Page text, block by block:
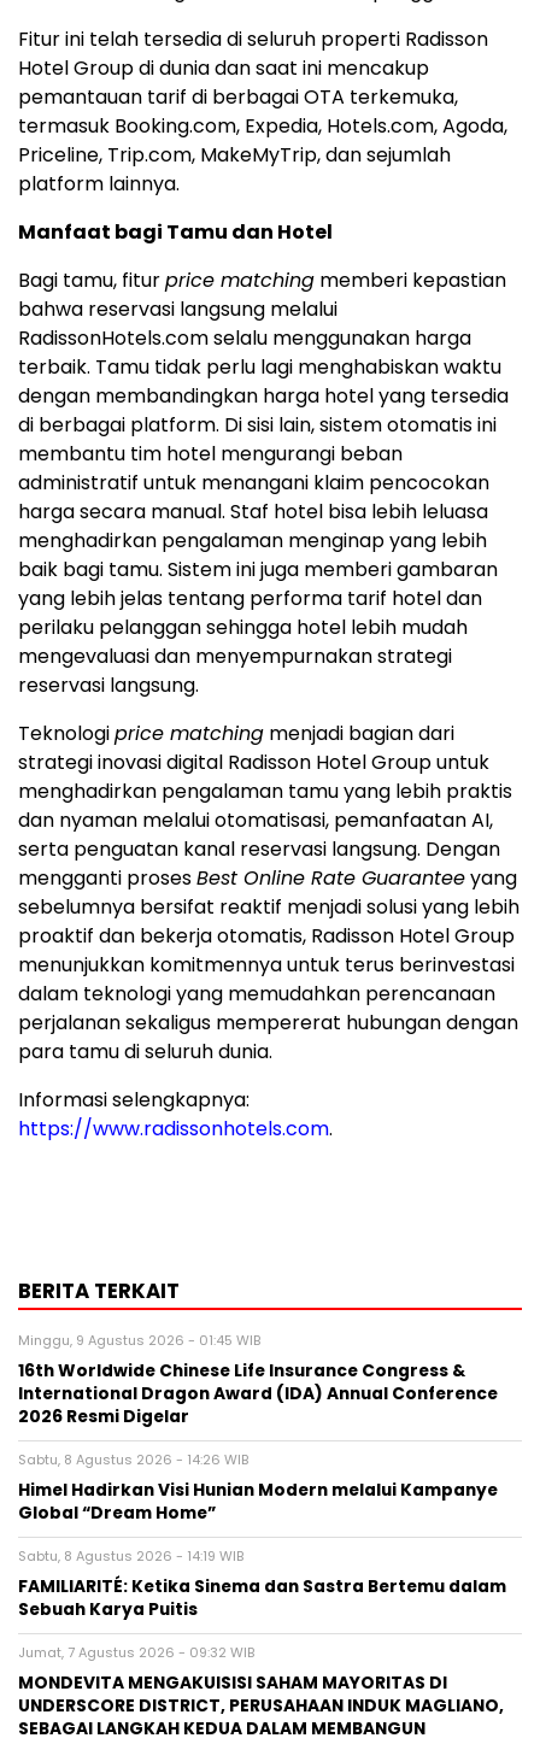
Fitur ini telah tersedia di seluruh properti Radisson
Hotel Group di dunia dan saat ini mencakup
pemantauan tarif di berbagai OTA terkemuka,
termasuk Booking.com, Expedia, Hotels.com, Agoda,
Priceline, Trip.com, MakeMyTrip, dan sejumlah
platform lainnya.
Manfaat bagi Tamu dan Hotel
Bagi tamu, fiturprice matching memberi kepastian
bahwa reservasi langsung melalui
RadissonHotels.com selalu menggunakan harga
terbaik. Tamu tidak perlu lagi menghabiskan waktu
dengan membandingkan harga hotel yang tersedia
di berbagai platform. Di sisi lain, sistem otomatis ini
membantu tim hotel mengurangi beban
administratif untuk menangani klaim pencocokan
harga secara manual. Staf hotel bisa lebih leluasa
menghadirkan pengalaman menginap yang lebih
baik bagi tamu. Sistem ini juga memberi gambaran
yang lebih jelas tentang performa tarif hotel dan
perilaku pelanggan sehingga hotel lebih mudah
mengevaluasi dan menyempurnakan strategi
reservasi langsung.
Teknologiprice matching menjadi bagian dari
strategi inovasi digital Radisson Hotel Group untuk
menghadirkan pengalaman tamu yang lebih praktis
dan nyaman melalui otomatisasi, pemanfaatan AI,
serta penguatan kanal reservasi langsung. Dengan
mengganti prosesBest Online Rate Guaranteeyang
sebelumnya bersifat reaktif menjadi solusi yang lebih
proaktif dan bekerja otomatis, Radisson Hotel Group
menunjukkan komitmennya untuk terus berinvestasi
dalam teknologi yang memudahkan perencanaan
perjalanan sekaligus mempererat hubungan dengan
para tamu di seluruh dunia.
Informasi selengkapnya:
https://www.radissonhotels.com.
BERITA TERKAIT
Minggu, 9 Agustus 2026 - 01:45 WIB
16th Worldwide Chinese Life Insurance Congress &
International Dragon Award (IDA) Annual Conference
2026 Resmi Digelar
Sabtu, 8 Agustus 2026 - 14:26 WIB
Himel Hadirkan Visi Hunian Modern melalui Kampanye
Global “Dream Home”
Sabtu, 8 Agustus 2026 - 14:19 WIB
FAMILIARITÉ: Ketika Sinema dan Sastra Bertemu dalam
Sebuah Karya Puitis
Jumat, 7 Agustus 2026 - 09:32 WIB
MONDEVITA MENGAKUISISI SAHAM MAYORITAS DI
UNDERSCORE DISTRICT, PERUSAHAAN INDUK MAGLIANO,
SEBAGAI LANGKAH KEDUA DALAM MEMBANGUN